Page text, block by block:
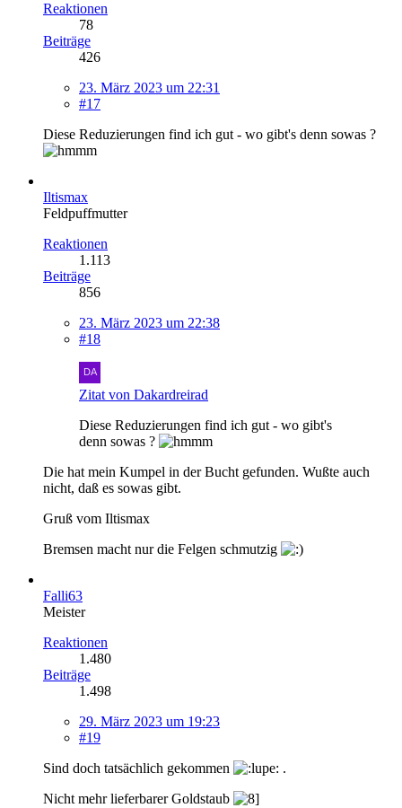
Reaktionen
78
Beiträge
426
23. März 2023 um 22:31
#17
Diese Reduzierungen find ich gut - wo gibt's denn sowas ?
Iltismax
Feldpuffmutter
Reaktionen
1.113
Beiträge
856
23. März 2023 um 22:38
#18
Zitat von Dakardreirad
Diese Reduzierungen find ich gut - wo gibt's
denn sowas ?
Die hat mein Kumpel in der Bucht gefunden. Wußte auch
nicht, daß es sowas gibt.
Gruß vom Iltismax
Bremsen macht nur die Felgen schmutzig
Falli63
Meister
Reaktionen
1.480
Beiträge
1.498
29. März 2023 um 19:23
#19
Sind doch tatsächlich gekommen
.
Nicht mehr lieferbarer Goldstaub